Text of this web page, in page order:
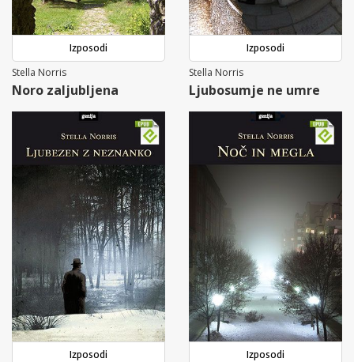
Izposodi
Stella Norris
Noro zaljubljena
Izposodi
Stella Norris
Ljubosumje ne umre
Izposodi
Izposodi